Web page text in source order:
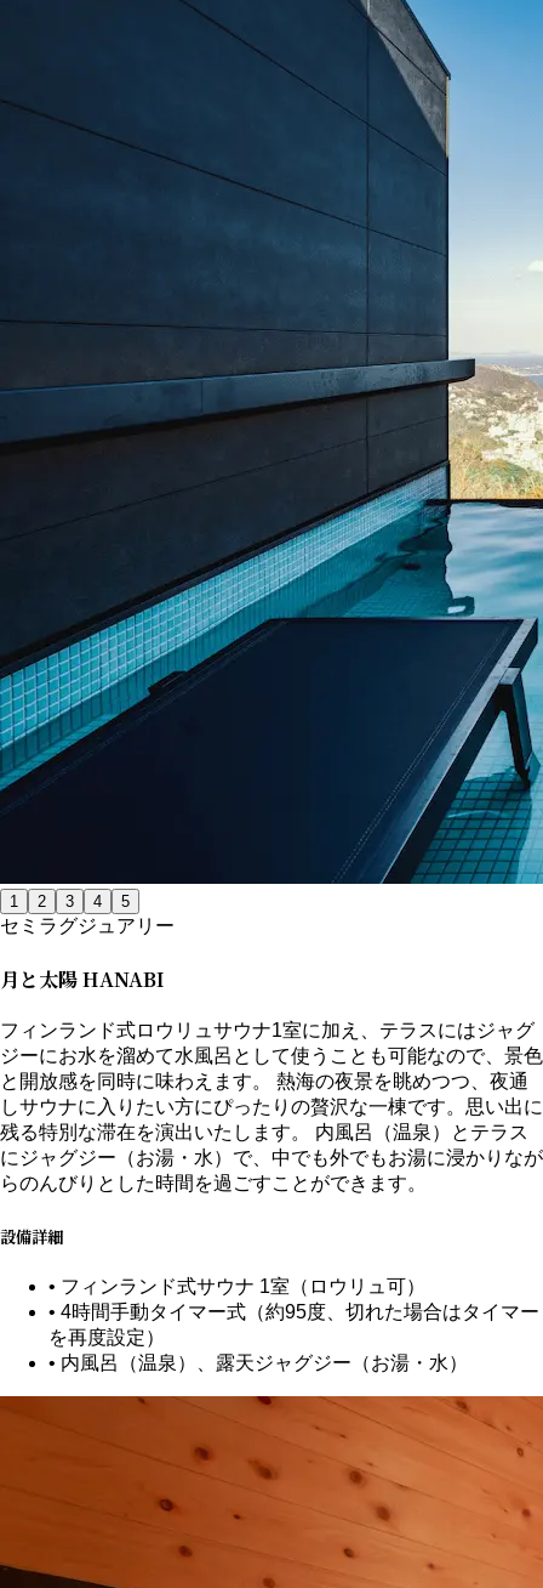
1 2 3 4 5
セミラグジュアリー
月と太陽 HANABI
フィンランド式ロウリュサウナ1室に加え、テラスにはジャグ
ジーにお水を溜めて水風呂として使うことも可能なので、景色
と開放感を同時に味わえます。 熱海の夜景を眺めつつ、夜通
しサウナに入りたい方にぴったりの贅沢な一棟です。思い出に
残る特別な滞在を演出いたします。 内風呂（温泉）とテラス
にジャグジー（お湯・水）で、中でも外でもお湯に浸かりなが
らのんびりとした時間を過ごすことができます。
設備詳細
• フィンランド式サウナ 1室（ロウリュ可）
• 4時間手動タイマー式（約95度、切れた場合はタイマー
を再度設定）
• 内風呂（温泉）、露天ジャグジー（お湯・水）